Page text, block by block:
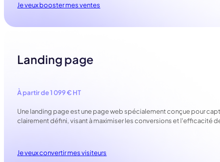
Je veux booster mes ventes
Landing page
À partir de 1 099 € HT
Une landing page est une page web spécialement conçue pour
clairement défini, visant à maximiser les conversions et l'efficacité
Je veux convertir mes visiteurs